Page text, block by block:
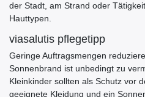
der Stadt, am Strand oder
Hauttypen.
viasalutis pflegetipp
Geringe Auftragsmengen
Sonnenbrand ist unbedingt zu
Kleinkinder sollten als Schutz vor
geeignete Kleidung und ein